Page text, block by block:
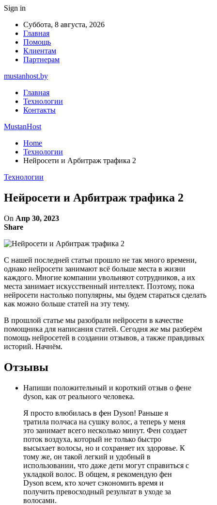
Sign in
Суббота, 8 августа, 2026
Главная
Помощь
Клиентам
Партнерам
mustanhost.by
Главная
Технологии
Контакты
MustanHost
Home
Технологии
Нейросети и Арбитраж трафика 2
Технологии
Нейросети и Арбитраж трафика 2
On Апр 30, 2023
Share
С нашей последней статьи прошло не так много времени,
однако нейросети занимают всё больше места в жизни
каждого. Многие компании увольняют сотрудников, а их
места занимает искусственный интеллект. Поэтому, пока
нейросети настолько популярны, мы будем стараться сделать
как можно больше статей на эту тему.
В прошлой статье мы разобрали нейросети в качестве
помощника для написания статей. Сегодня же мы разберём
помощь нейросетей в создании отзывов, а также правдивых
историй. Начнём.
Отзывы
Напиши положительный и короткий отзыв о фене
dyson, как от реального человека.
Я просто влюбилась в фен Dyson! Раньше я
тратила полчаса на сушку волос, а теперь у меня
это занимает всего несколько минут. Фен создает
поток воздуха, который не только быстро
высыхает волосы, но и сохраняет их здоровье. К
тому же, он такой легкий и удобный в
использовании, что даже дети могут справиться с
укладкой волос. В общем, я рекомендую фен
Dyson всем, кто хочет сэкономить время и
получить превосходный результат в уходе за
волосами.